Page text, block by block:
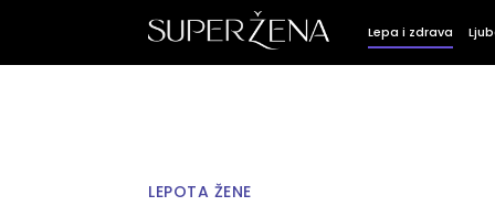
Lepa i zdrava
LEPOTA ŽENE